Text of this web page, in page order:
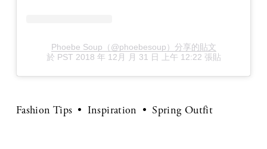
Phoebe Soup（@phoebesoup）分享的貼文
於 PST 2018 年 12月 月 31 日 上午 12:22 張貼
Fashion Tips Inspiration Spring Outfit